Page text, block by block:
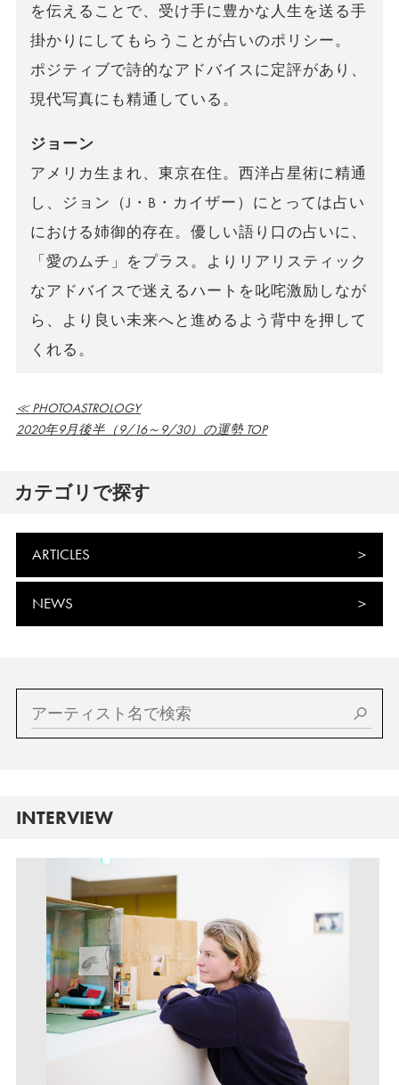
を伝えることで、受け手に豊かな人生を送る手
掛かりにしてもらうことが占いのポリシー。
ポジティブで詩的なアドバイスに定評があり、
現代写真にも精通している。
ジョーン
アメリカ生まれ、東京在住。西洋占星術に精通
し、ジョン（J・B・カイザー）にとっては占い
における姉御的存在。優しい語り口の占いに、
「愛のムチ」をプラス。よりリアリスティック
なアドバイスで迷えるハートを叱咤激励しなが
ら、より良い未来へと進めるよう背中を押して
くれる。
≪ PHOTOASTROLOGY
2020年9月後半（9/16～9/30）の運勢 TOP
カテゴリで探す
ARTICLES
NEWS
INTERVIEW